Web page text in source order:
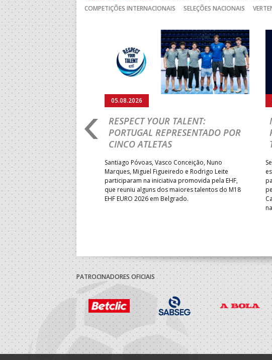
COMPETIÇÕES INTERNACIONAIS
SELEÇÕES NACIONAIS
2026: PORTUGAL
E SEGUE NA LUTA
18 regressou às vitórias no
ao superar a Suécia por 32-
uma vaga para o
do Mundo.
05.08.2026
RESPECT YOUR TALENT:
PORTUGAL REPRESENTADO POR
CINCO ATLETAS
Santiago Póvoas, Vasco Conceição, Nuno
Marques, Miguel Figueiredo e Rodrigo Leite
participaram na iniciativa promovida pela EHF,
que reuniu alguns dos maiores talentos do M18
EHF EURO 2026 em Belgrado.
PATROCINADORES OFICIAIS